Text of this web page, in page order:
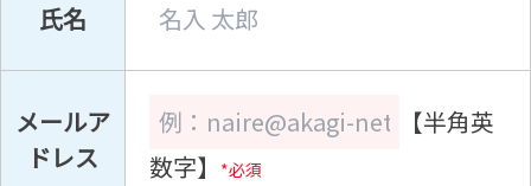
氏名
メールア
ドレス
【半角英
数字】
*必須